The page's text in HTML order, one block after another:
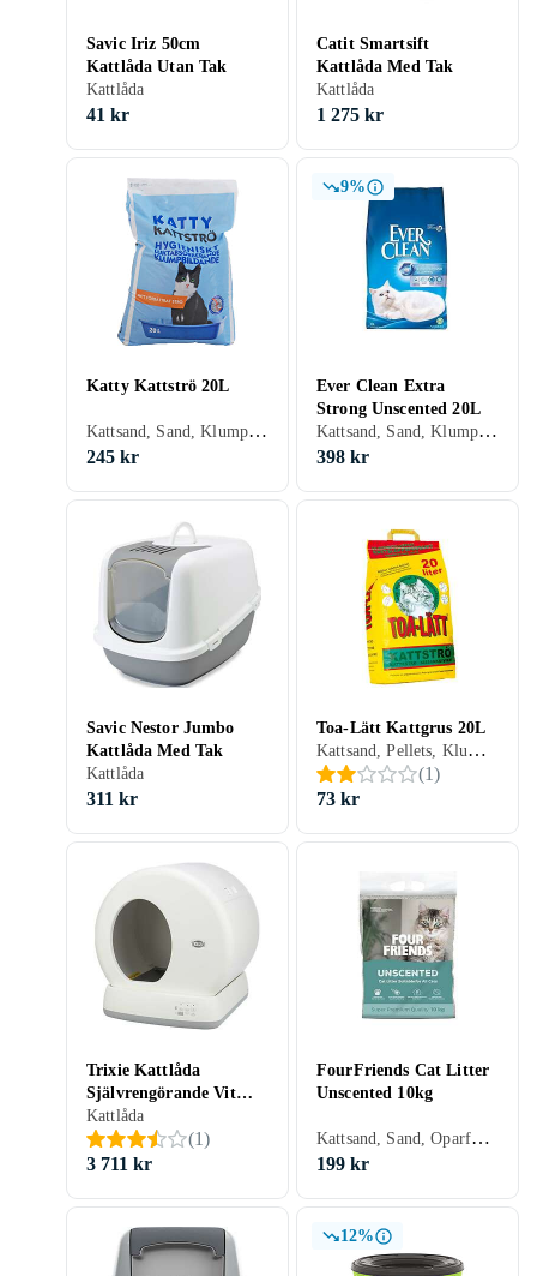
Savic Iriz 50cm
Kattlåda Utan Tak
Kattlåda
41 kr
Catit Smartsift
Kattlåda Med Tak
Kattlåda
1 275 kr
Katty Kattströ 20L
Kattsand, Sand, Klumpbildande, Oparfymerad, 20 liter
245 kr
9%
Ever Clean Extra
Strong Unscented 20L
Kattsand, Sand, Klumpbildande, Oparfymerad, 20 liter
398 kr
Savic Nestor Jumbo
Kattlåda Med Tak
Kattlåda
311 kr
Toa-Lätt Kattgrus 20L
Kattsand, Pellets, Klumpfri, Oparfymerad, 20 liter
(1)
73 kr
Trixie Kattlåda
Självrengörande Vit
53x55,5x52cm
Kattlåda
(1)
3 711 kr
FourFriends Cat Litter
Unscented 10kg
Kattsand, Sand, Oparfymerad
199 kr
12%